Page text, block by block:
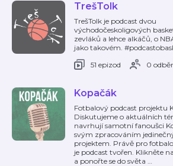
TrešTolk
TrešTolk je podcast dvou
východočeskoligových
zevláků a lehce alkáčů, o
jako takovém.
51 epizod
0
Kopačák
Fotbalový podcast projektu
Diskutujeme o aktuálních
navrhují samotní fanoušci
svým zpracováním
projektem. Právě pro
je podcast tvořen. Klikněte
a ponořte se do světa …